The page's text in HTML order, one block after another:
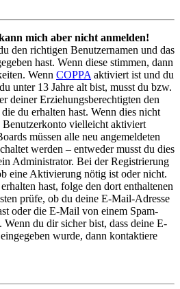
mich aber nicht anmelden!
den richtigen Benutzernamen und das
hast. Wenn diese stimmen, dann
Wenn COPPA aktiviert ist und du
unter 13 Jahre alt bist, musst du bzw.
deiner Erziehungsberechtigten den
du erhalten hast. Wenn dies nicht
Benutzerkonto vielleicht aktiviert
müssen alle neu angemeldeten
werden – entweder musst du dies
Administrator. Bei der Registrierung
eine Aktivierung nötig ist oder nicht.
hast, folge den dort enthaltenen
prüfe, ob du deine E-Mail-Adresse
oder die E-Mail von einem Spam-
du dir sicher bist, dass deine E-
wurde, dann kontaktiere